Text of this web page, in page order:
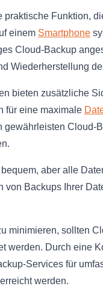
Funktion,
einem Smartphone
Cloud-Backup
Wiederherstellung
bieten zusätzliche
für eine maximale
Cloud-
aber alle
von Backups Ihrer
minimieren, sollten
werden. Durch eine
Services für
werden.